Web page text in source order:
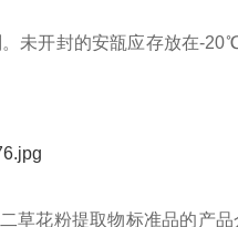
未开封的安瓿应存放在-
草花粉提取物标准品的产品